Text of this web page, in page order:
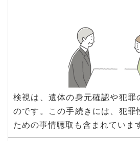
検視は、遺体の身元確認や犯罪
のです。この手続きには、犯罪
ための事情聴取も含まれていま